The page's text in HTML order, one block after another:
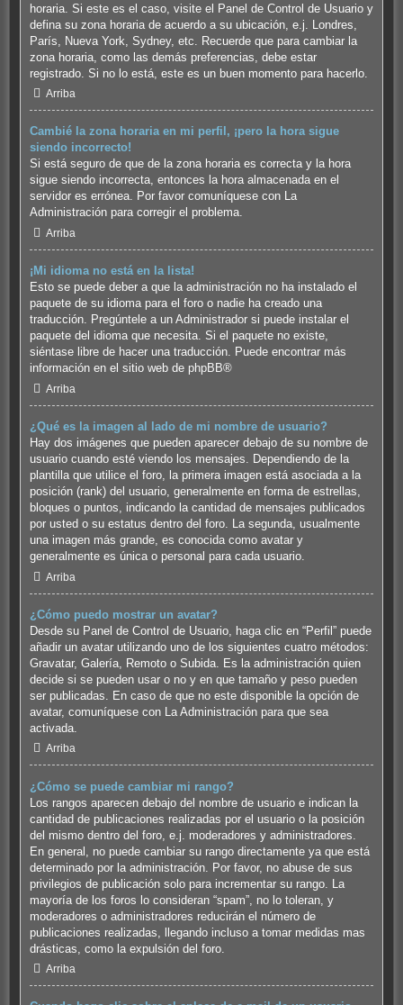
horaria. Si este es el caso, visite el Panel de Control de Usuario y
defina su zona horaria de acuerdo a su ubicación, e.j. Londres,
París, Nueva York, Sydney, etc. Recuerde que para cambiar la
zona horaria, como las demás preferencias, debe estar
registrado. Si no lo está, este es un buen momento para hacerlo.
Arriba
Cambié la zona horaria en mi perfil, ¡pero la hora sigue
siendo incorrecto!
Si está seguro de que de la zona horaria es correcta y la hora
sigue siendo incorrecta, entonces la hora almacenada en el
servidor es errónea. Por favor comuníquese con La
Administración para corregir el problema.
Arriba
¡Mi idioma no está en la lista!
Esto se puede deber a que la administración no ha instalado el
paquete de su idioma para el foro o nadie ha creado una
traducción. Pregúntele a un Administrador si puede instalar el
paquete del idioma que necesita. Si el paquete no existe,
siéntase libre de hacer una traducción. Puede encontrar más
información en el sitio web de phpBB®
Arriba
¿Qué es la imagen al lado de mi nombre de usuario?
Hay dos imágenes que pueden aparecer debajo de su nombre de
usuario cuando esté viendo los mensajes. Dependiendo de la
plantilla que utilice el foro, la primera imagen está asociada a la
posición (rank) del usuario, generalmente en forma de estrellas,
bloques o puntos, indicando la cantidad de mensajes publicados
por usted o su estatus dentro del foro. La segunda, usualmente
una imagen más grande, es conocida como avatar y
generalmente es única o personal para cada usuario.
Arriba
¿Cómo puedo mostrar un avatar?
Desde su Panel de Control de Usuario, haga clic en “Perfil” puede
añadir un avatar utilizando uno de los siguientes cuatro métodos:
Gravatar, Galería, Remoto o Subida. Es la administración quien
decide si se pueden usar o no y en que tamaño y peso pueden
ser publicadas. En caso de que no este disponible la opción de
avatar, comuníquese con La Administración para que sea
activada.
Arriba
¿Cómo se puede cambiar mi rango?
Los rangos aparecen debajo del nombre de usuario e indican la
cantidad de publicaciones realizadas por el usuario o la posición
del mismo dentro del foro, e.j. moderadores y administradores.
En general, no puede cambiar su rango directamente ya que está
determinado por la administración. Por favor, no abuse de sus
privilegios de publicación solo para incrementar su rango. La
mayoría de los foros lo consideran “spam”, no lo toleran, y
moderadores o administradores reducirán el número de
publicaciones realizadas, llegando incluso a tomar medidas mas
drásticas, como la expulsión del foro.
Arriba